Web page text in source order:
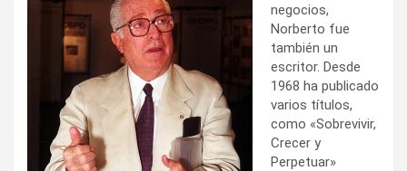
negocios,
Norberto fue
también un
escritor. Desde
1968 ha publicado
varios títulos,
como «Sobrevivir,
Crecer y
Perpetuar»